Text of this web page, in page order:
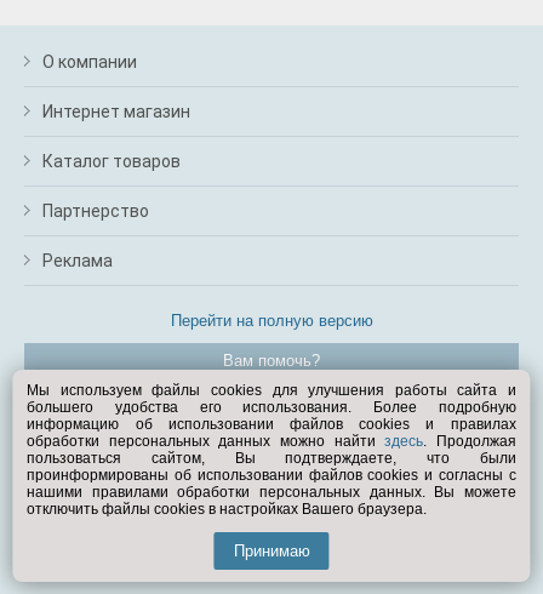
О компании
Интернет магазин
Каталог товаров
Партнерство
Реклама
Перейти на полную версию
Вам помочь?
© Exist.ru 1998—2026
Мы используем файлы cookies для улучшения работы сайта и
большего удобства его использования. Более подробную
информацию об использовании файлов cookies и правилах
обработки персональных данных можно найтиздесь. Продолжая
пользоваться сайтом, Вы подтверждаете, что были
проинформированы об использовании файлов cookies и согласны с
нашими правилами обработки персональных данных. Вы можете
отключить файлы cookies в настройках Вашего браузера.
Принимаю